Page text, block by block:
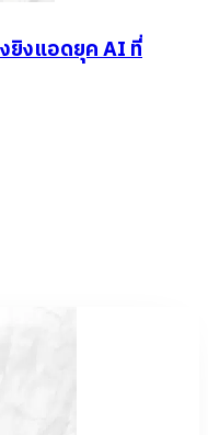
ยิงแอดยุค AI ที่